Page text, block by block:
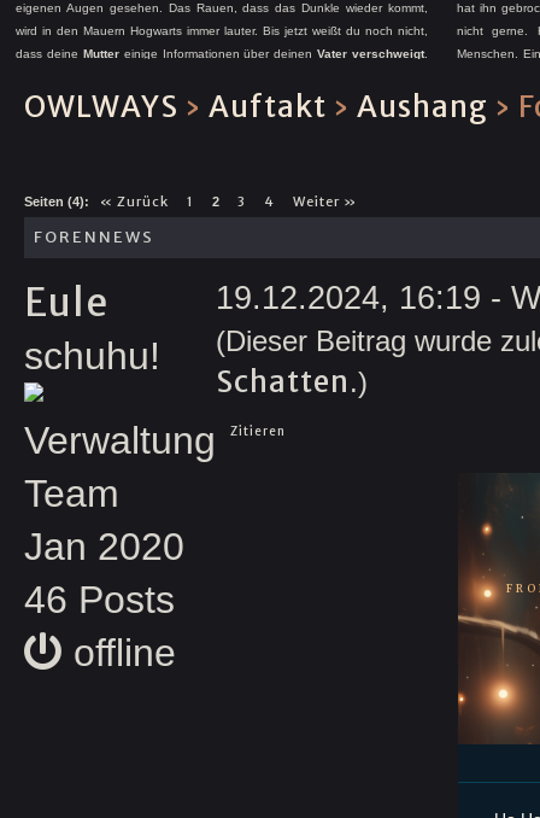
eigenen Augen gesehen. Das Rauen, dass das Dunkle wieder kommt,
wird in den Mauern Hogwarts immer lauter. Bis jetzt weißt du noch nicht,
dass deine Muttereinige Informationen über deinenVater verschweigt.
einesVerräters sind und dein Vater damals auf derfalschen
Seite stand.
hat ihn
nicht gerne.
Menschen.
den Jahren
Grenzen
OWLWAYS › Auftakt › Aushang ›
Seiten (4): « Zurück 1 2 3 4 Weiter »
FORENNEWS
Eule
schuhu!
Verwaltung
Team
Jan 2020
46 Posts
offline
19.12.2024, 16:19 -
(Dieser Beitrag wurde
Schatten.)
Zitieren